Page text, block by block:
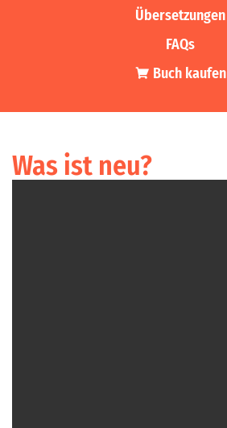
Übersetzungen
FAQs
Buch kaufen
Was ist neu?